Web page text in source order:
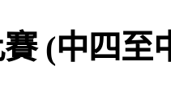
(中四至